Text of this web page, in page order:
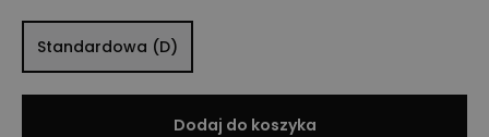
Standardowa (D)
Dodaj do koszyka